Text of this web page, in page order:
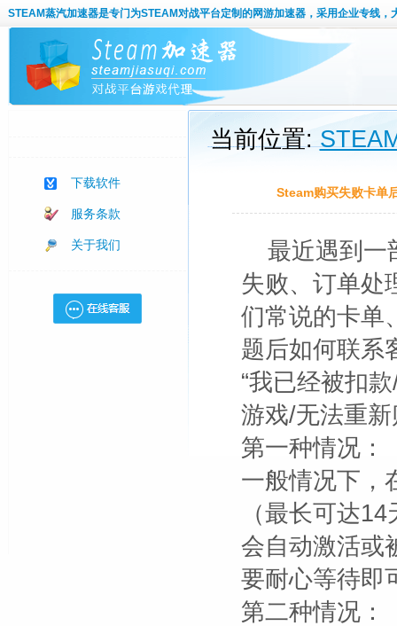
STEAM蒸汽加速器是专门为STEAM对战平台定制的网游加速器，采用企业专线，
下载软件
服务条款
关于我们
当前位置:
Steam购买失败卡单
最近遇到一
失败、订单处
们常说的卡单
题后如何联系
“我已经被扣
游戏/无法重
第一种情况：
一般情况下，
（最长可达
会自动激活或
要耐心等待即
第二种情况：